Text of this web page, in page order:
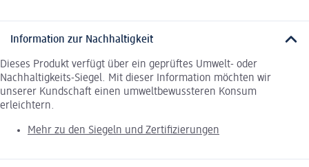
Information zur Nachhaltigkeit
Dieses Produkt verfügt über ein geprüftes Umwelt- oder
Nachhaltigkeits-Siegel. Mit dieser Information möchten wir
unserer Kundschaft einen umweltbewussteren Konsum
erleichtern.
Mehr zu den Siegeln und Zertifizierungen